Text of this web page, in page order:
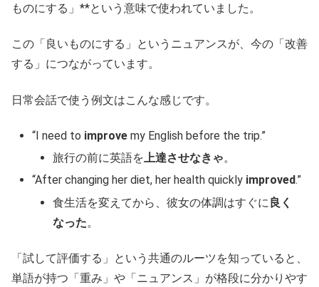
ものにする」**という意味で使われていました。
この「良いものにする」というニュアンスが、今の「改善
する」につながっています。
日常会話で使う例文はこんな感じです。
“I need to improve my English before the trip.”
旅行の前に英語を上達させなきゃ。
“After changing her diet, her health quickly improved.”
食生活を変えてから、彼女の体調はすぐに 良く
なった。
「試して評価する」という共通のルーツを知っていると、
単語が持つ「重み」や「ニュアンス」が格段に分かりやす